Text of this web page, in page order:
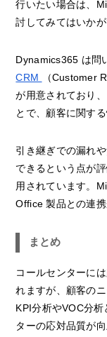
行いたい場合は、
討してみてはいかが
Dynamics365 は問
CRM
（Customer
が用意されており
とで、顧客に関す
引き継ぎでの漏れ
できるという点が
用されています。
Office 製品との連
まとめ
コールセンターに
れますが、顧客の
KPI分析やVOC分
ターの応対品質が